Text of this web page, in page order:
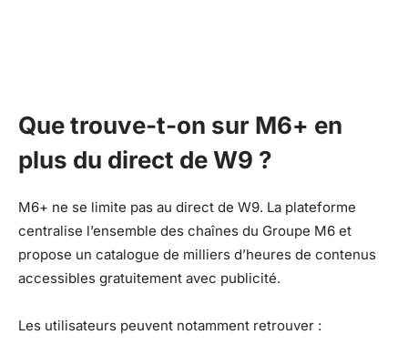
Que trouve-t-on sur M6+ en
plus du direct de W9 ?
M6+ ne se limite pas au direct de W9. La plateforme
centralise l’ensemble des chaînes du Groupe M6 et
propose un catalogue de milliers d’heures de contenus
accessibles gratuitement avec publicité.
Les utilisateurs peuvent notamment retrouver :